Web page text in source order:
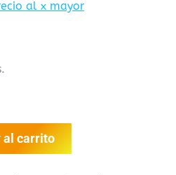
al x mayor
al carrito